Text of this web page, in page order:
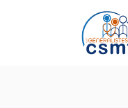
Passer au contenu principal